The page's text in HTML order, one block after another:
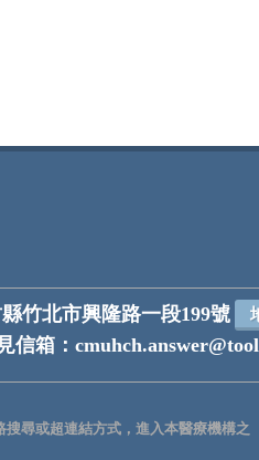
竹北市興隆路一段199號
信箱：
尋或超連結方式，進入本醫療機構之